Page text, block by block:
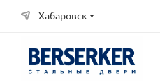
Хабаровск